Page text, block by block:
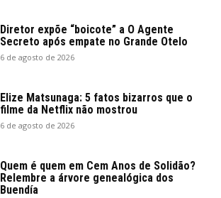
Diretor expõe “boicote” a O Agente
Secreto após empate no Grande Otelo
6 de agosto de 2026
Elize Matsunaga: 5 fatos bizarros que o
filme da Netflix não mostrou
6 de agosto de 2026
Quem é quem em Cem Anos de Solidão?
Relembre a árvore genealógica dos
Buendía